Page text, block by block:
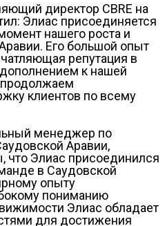
директор CBRE на
Элиас присоединяется
нашего роста и
Его большой опыт
репутация в
к нашей
клиентов по всему
менеджер по
Аравии,
Элиас присоединился
в Саудовской
опыту
пониманию
Элиас обладает
для достижения